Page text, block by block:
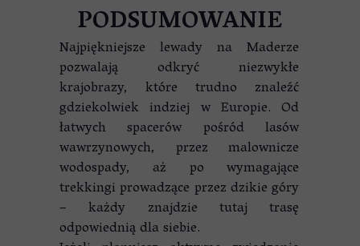
PODSUMOWANIE
Najpiękniejsze lewady na Maderze
pozwalają odkryć niezwykłe
krajobrazy, które trudno znaleźć
gdziekolwiek indziej w Europie. Od
łatwych spacerów pośród lasów
wawrzynowych, przez malownicze
wodospady, aż po wymagające
trekkingi prowadzące przez dzikie góry
– każdy znajdzie tutaj trasę
odpowiednią dla siebie.